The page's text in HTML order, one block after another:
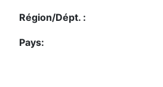
Région/Dépt. :
Pays: